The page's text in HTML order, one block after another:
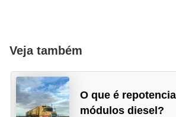
Veja também
O que é
módulos diesel?